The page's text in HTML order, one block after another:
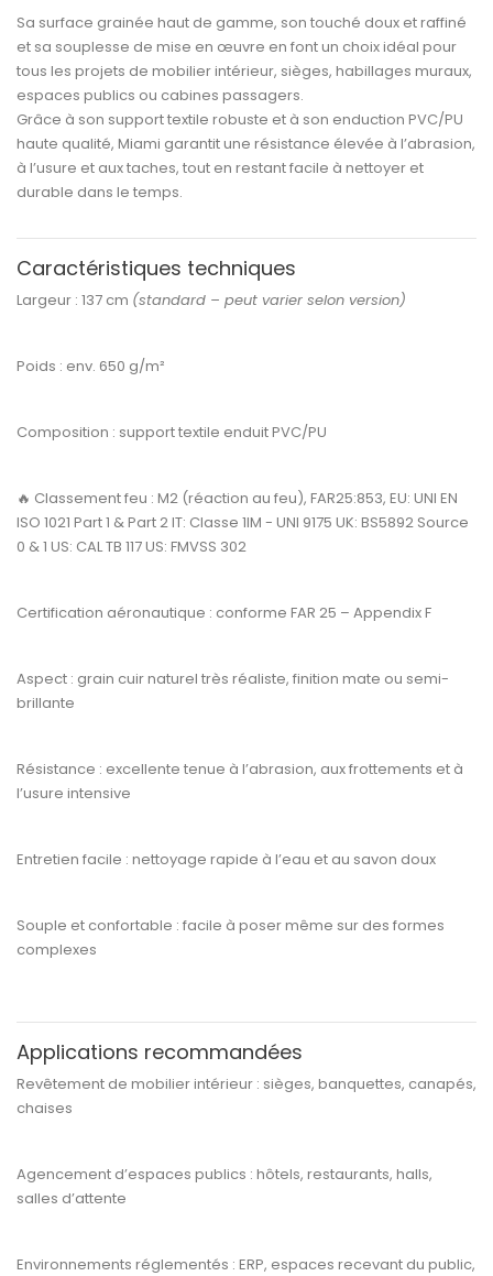
Sa surface grainée haut de gamme, son touché doux et raffiné
et sa souplesse de mise en œuvre en font un choix idéal pour
tous les projets de mobilier intérieur, sièges, habillages muraux,
espaces publics ou cabines passagers.
Grâce à son support textile robuste et à son enduction PVC/PU
haute qualité, Miami garantit une résistance élevée à l’abrasion,
à l’usure et aux taches, tout en restant facile à nettoyer et
durable dans le temps.
Caractéristiques techniques
Largeur : 137 cm (standard – peut varier selon version)
Poids : env. 650 g/m²
Composition : support textile enduit PVC/PU
🔥 Classement feu : M2 (réaction au feu), FAR25:853, EU: UNI EN
ISO 1021 Part 1 & Part 2 IT: Classe 1IM - UNI 9175 UK: BS5892 Source
0 & 1 US: CAL TB 117 US: FMVSS 302
Certification aéronautique : conforme FAR 25 – Appendix F
Aspect : grain cuir naturel très réaliste, finition mate ou semi-
brillante
Résistance : excellente tenue à l’abrasion, aux frottements et à
l’usure intensive
Entretien facile : nettoyage rapide à l’eau et au savon doux
Souple et confortable : facile à poser même sur des formes
complexes
Applications recommandées
Revêtement de mobilier intérieur : sièges, banquettes, canapés,
chaises
Agencement d’espaces publics : hôtels, restaurants, halls,
salles d’attente
Environnements réglementés : ERP, espaces recevant du public,